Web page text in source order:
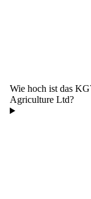
Wie hoch ist das
Agriculture Ltd?